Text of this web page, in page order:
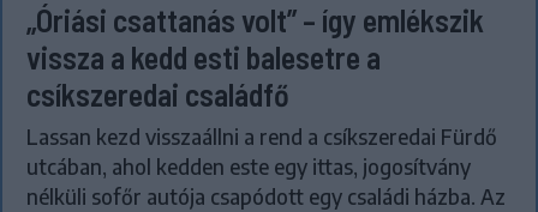
„Óriási csattanás volt” – így emlékszik
vissza a kedd esti balesetre a
csíkszeredai családfő
Lassan kezd visszaállni a rend a csíkszeredai Fürdő
utcában, ahol kedden este egy ittas, jogosítvány
nélküli sofőr autója csapódott egy családi házba. Az